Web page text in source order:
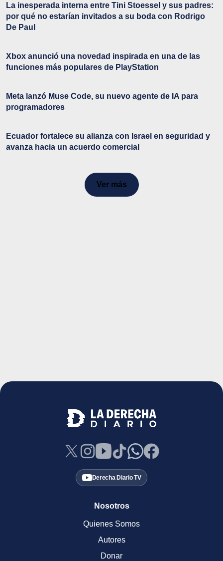
La inesperada interna entre Tini Stoessel y sus padres:
por qué no estarían invitados a su boda con Rodrigo
De Paul
Xbox anunció una novedad inspirada en una de las
funciones más populares de PlayStation
Meta lanzó Muse Code, su nuevo agente de IA para
programadores
Ecuador fortalece su alianza con Israel en seguridad y
avanza hacia un acuerdo comercial
Ver más
Derecha Diario TV
Nosotros
Quienes Somos
Autores
Donar